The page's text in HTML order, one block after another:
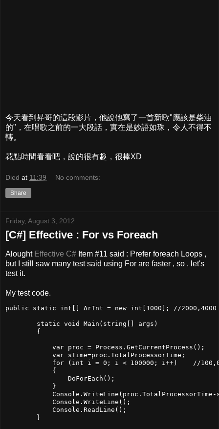
今天看到昇哥的這段影片，他說他寫了一首新歌"應該是柴油
的"，在唱歌之前的一大段話，實在是妙語如珠，令人不得不
轉。
花點時間看看吧，說的很有趣，很棒XD
Died at 11:39 No comments:
Share
Friday, August 3, 2012
[C#] Effective : For vs Foreach
Alought Effective C# Item #11 said : Prefer foreach Loops ,
but I still saw many test said using For are faster , so , let's
test it.
My test code.
public static int[] ArInt = new int[1000]; //2000,4000
        static void Main(string[] args)
        {
            var proc = Process.GetCurrentProcess();
            var sTime=proc.TotalProcessorTime;
for (int i = 0; i < 100000; i++)    //
            {
                DoForEach();
            }
Console.WriteLine(proc.TotalProcessorTime-
            Console.WriteLine();
            Console.ReadLine();
        }